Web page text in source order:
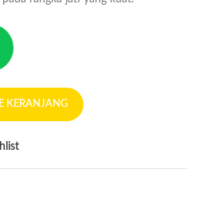
KERANJANG